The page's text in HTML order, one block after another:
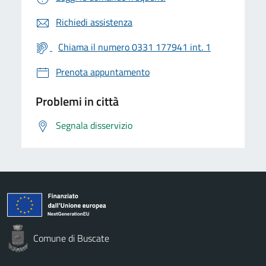
Richiedi assistenza
Chiama il numero 0331 177941 int. 1
Prenota appuntamento
Problemi in città
Segnala disservizio
Comune di Buscate